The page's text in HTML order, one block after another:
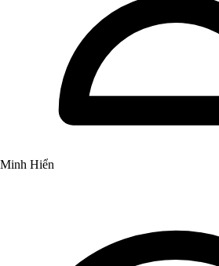
Minh Hiển